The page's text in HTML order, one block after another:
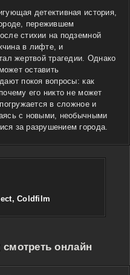
детективная история,
пережившем
стихии на подземной
в лифте, и
жертвой трагедии. Однако
оставить
покоя вопросы: как
его никто не может
в сложное и
с новыми, необычными
за разрушением города.
Coldfilm
смотреть онлайн